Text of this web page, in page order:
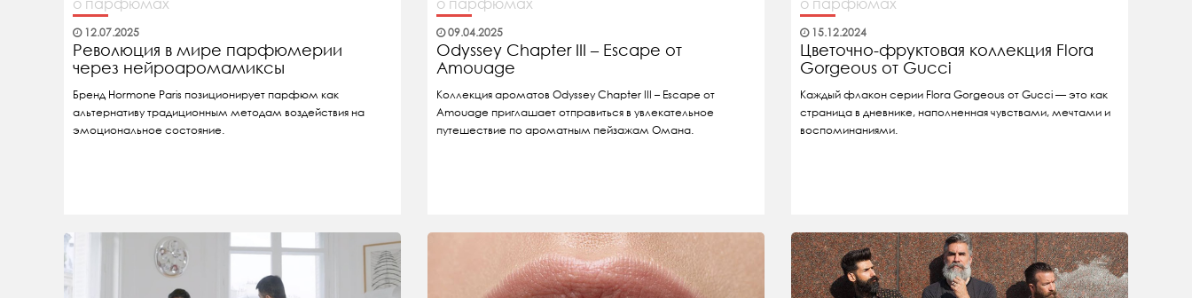
12.07.2025
Революция в мире парфюмерии
через нейроаромамиксы
Бренд Hormone Paris позиционирует парфюм как
альтернативу традиционным методам воздействия на
эмоциональное состояние.
09.04.2025
Odyssey Chapter III – Escape от
Amouage
Коллекция ароматов Odyssey Chapter III – Escape от
Amouage приглашает отправиться в увлекательное
путешествие по ароматным пейзажам Омана.
15.12.2024
Цветочно-фруктовая коллекция Flora
Gorgeous от Gucci
Каждый флакон серии Flora Gorgeous от Gucci — это как
страница в дневнике, наполненная чувствами, мечтами и
воспоминаниями.